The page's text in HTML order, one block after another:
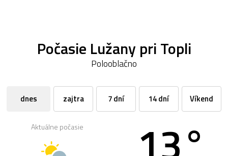
Počasie Lužany pri Topli
Polooblačno
dnes zajtra 7 dní 14 dní Víkend
Aktuálne počasie